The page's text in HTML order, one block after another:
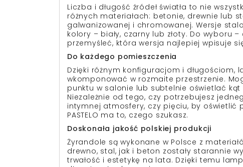
Liczba i długość źródeł światła to nie
różnych materiałach: betonie, drewnie lub
galwanizowanej i chromowanej. Wersje
kolory – biały, czarny lub złoty. Do wyboru
przemyśleć, która wersja najlepiej wpisuje
Do każdego pomieszczenia
Dzięki różnym konfiguracjom i długościom,
wkomponować w rozmaite przestrzenie.
punktu w salonie lub subtelnie oświetlać
Niezależnie od tego, czy potrzebujesz
intymnej atmosfery, czy pięciu, by oświetlić
PASTELO ma to, czego szukasz.
Doskonała jakość polskiej produkcji
Żyrandole są wykonane w Polsce z
drewno, stal, jak i beton zostały starannie
trwałość i estetykę na lata. Dzięki temu